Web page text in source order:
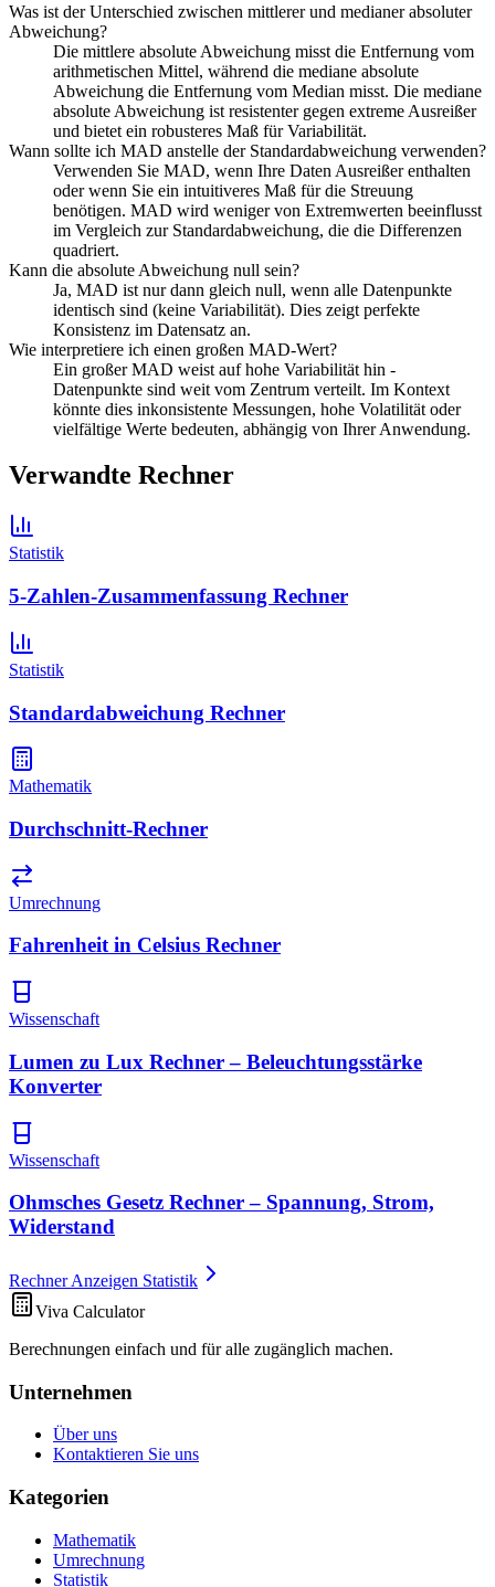
Was ist der Unterschied zwischen mittlerer und medianer absoluter
Abweichung?
Die mittlere absolute Abweichung misst die Entfernung vom
arithmetischen Mittel, während die mediane absolute
Abweichung die Entfernung vom Median misst. Die mediane
absolute Abweichung ist resistenter gegen extreme Ausreißer
und bietet ein robusteres Maß für Variabilität.
Wann sollte ich MAD anstelle der Standardabweichung verwenden?
Verwenden Sie MAD, wenn Ihre Daten Ausreißer enthalten
oder wenn Sie ein intuitiveres Maß für die Streuung
benötigen. MAD wird weniger von Extremwerten beeinflusst
im Vergleich zur Standardabweichung, die die Differenzen
quadriert.
Kann die absolute Abweichung null sein?
Ja, MAD ist nur dann gleich null, wenn alle Datenpunkte
identisch sind (keine Variabilität). Dies zeigt perfekte
Konsistenz im Datensatz an.
Wie interpretiere ich einen großen MAD-Wert?
Ein großer MAD weist auf hohe Variabilität hin -
Datenpunkte sind weit vom Zentrum verteilt. Im Kontext
könnte dies inkonsistente Messungen, hohe Volatilität oder
vielfältige Werte bedeuten, abhängig von Ihrer Anwendung.
Verwandte Rechner
Statistik
5-Zahlen-Zusammenfassung Rechner
Statistik
Standardabweichung Rechner
Mathematik
Durchschnitt-Rechner
Umrechnung
Fahrenheit in Celsius Rechner
Wissenschaft
Lumen zu Lux Rechner – Beleuchtungsstärke
Konverter
Wissenschaft
Ohmsches Gesetz Rechner – Spannung, Strom,
Widerstand
Rechner Anzeigen Statistik
Viva Calculator
Berechnungen einfach und für alle zugänglich machen.
Unternehmen
Über uns
Kontaktieren Sie uns
Kategorien
Mathematik
Umrechnung
Statistik